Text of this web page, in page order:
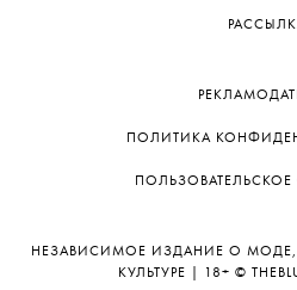
ПОЛИТИКА
НЕЗАВИСИМОЕ ИЗДАНИЕ О МОДЕ,
КУЛЬТУРЕ | 18+ ©